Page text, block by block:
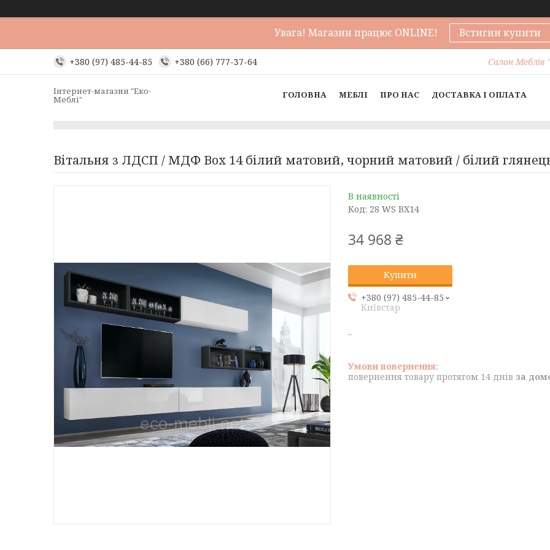
Увага! Магазин працює ONLINE! Встигни купити
+380 (97) 485-44-85 +380 (66) 777-37-64 Салон Меблів
Інтернет-магазин "Еко-
Меблі" ГОЛОВНА МЕБЛІ ПРО НАС ДОСТАВКА І ОПЛАТА
Вітальня з ЛДСП / МДФ Box 14 білий матовий, чорний матовий / білий
В наявності
Код: 28 WS BX14
34 968 ₴
Купити
+380 (97) 485-44-85
Київстар
повернення товару протягом 14 днів за